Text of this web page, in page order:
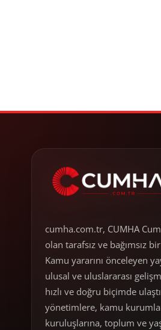
cumha.com.tr, CUMHA
olan tarafsız ve bağımsız
Kamu yararını önceleyen
ulusal ve uluslararası
hızlı ve doğru biçimde
yönetimlere, kamu
kuruluşlarına, toplum ve